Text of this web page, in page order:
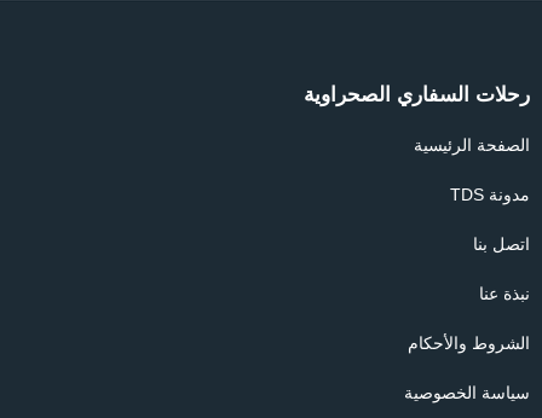
رحلات السفاري الصحراوية
الصفحة الرئيسية
مدونة TDS
اتصل بنا
نبذة عنا
الشروط والأحكام
سياسة الخصوصية